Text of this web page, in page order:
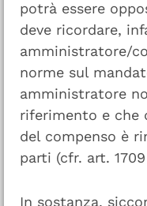
potrà essere
deve ricordare,
amministratore/
norme sul
amministratore
riferimento e che
del compenso è
parti (cfr. art.
In sostanza,